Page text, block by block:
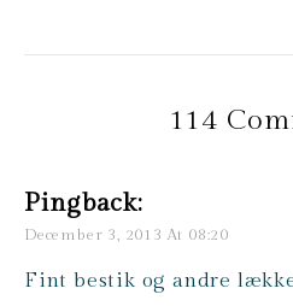
114
Pingback:
December 3, 2013 At 08:20
Fint bestik og andre